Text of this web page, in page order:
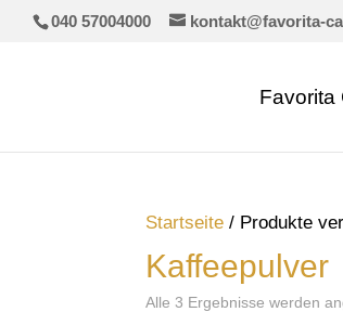
040 57004000 kontakt@favorita-
Favorita
Startseite / Produkte
Kaffeepulver
Alle 3 Ergebnisse werden